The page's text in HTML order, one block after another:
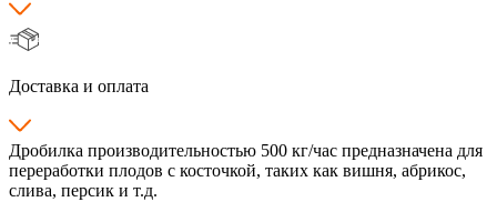
Доставка и оплата
Дробилка производительностью 500 кг/час предназначена для
переработки плодов с косточкой, таких как вишня, абрикос,
слива, персик и т.д.